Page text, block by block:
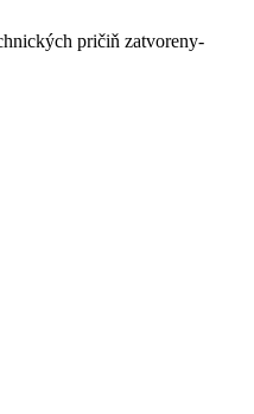
pričiň zatvoreny-